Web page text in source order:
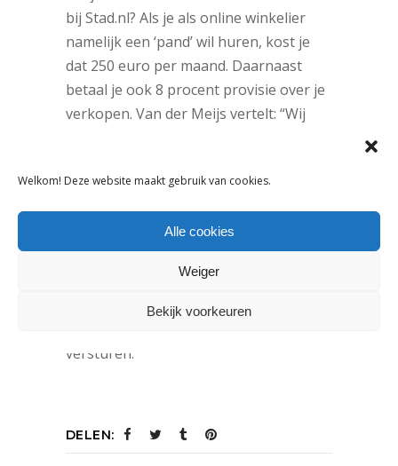
Welkom! Deze website maakt gebruik van cookies.
Alle cookies
Weiger
Bekijk voorkeuren
bij Stad.nl? Als je als online winkelier
namelijk een ‘pand’ wil huren, kost je
dat 250 euro per maand. Daarnaast
betaal je ook 8 procent provisie over je
verkopen. Van der Meijs vertelt: “Wij
tot 1.000 per dag. Dat red je als kleine
webshop niet. Omdat we met z’n allen
een grote speler zijn kunnen we ook
schaalvoordelen regelen. Zo hebben we
nu bijvoorbeeld een samenwerking met
die ervoor zorgt dat het
versturen.”
DELEN: